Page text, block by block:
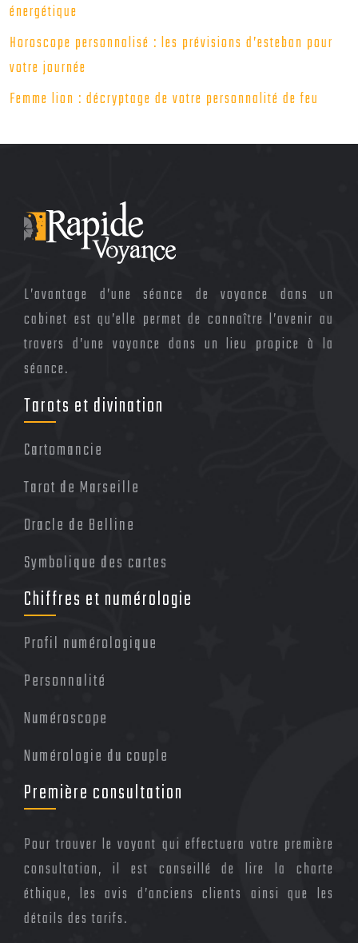
énergétique
Horoscope personnalisé : les prévisions d’esteban pour
votre journée
Femme lion : décryptage de votre personnalité de feu
L’avantage d’une séance de voyance dans un
cabinet est qu’elle permet de connaître l’avenir au
travers d’une voyance dans un lieu propice à la
séance.
Tarots et divination
Cartomancie
Tarot de Marseille
Oracle de Belline
Symbolique des cartes
Chiffres et numérologie
Profil numérologique
Personnalité
Numéroscope
Numérologie du couple
Première consultation
Pour trouver le voyant qui effectuera votre première
consultation, il est conseillé de lire la charte
éthique, les avis d’anciens clients ainsi que les
détails des tarifs.